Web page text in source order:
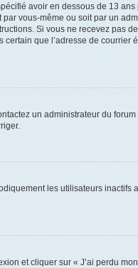
avoir en dessous de 13 ans
vous-même ou soit par un
Si vous ne recevez pas
que l’adresse de courrier
un administrateur du
les utilisateurs inactifs
et cliquer sur « J’ai perdu mon